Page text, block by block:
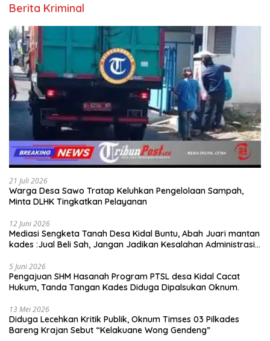
Berita Kriminal
21 Juli 2026
Warga Desa Sawo Tratap Keluhkan Pengelolaan Sampah,
Minta DLHK Tingkatkan Pelayanan
12 Juni 2026
Mediasi Sengketa Tanah Desa Kidal Buntu, Abah Juari mantan
kades :Jual Beli Sah, Jangan Jadikan Kesalahan Administrasi
5 Juni 2026
Pengajuan SHM Hasanah Program PTSL desa Kidal Cacat
Hukum, Tanda Tangan Kades Diduga Dipalsukan Oknum.
13 Mei 2026
Diduga Lecehkan Kritik Publik, Oknum Timses 03 Pilkades
Bareng Krajan Sebut “Kelakuane Wong Gendeng”